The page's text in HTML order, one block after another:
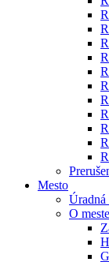
Mesto
Úradná
O meste